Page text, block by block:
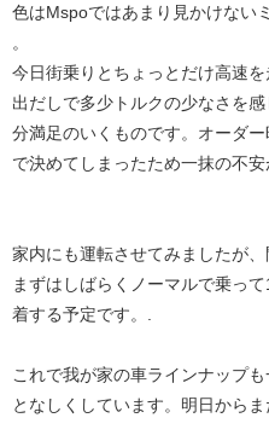
色はMspoではあまり見かけない
。
今日街乗りとちょっとだけ高速
出だしで多少トルクの少なさを
分満足のいくものです。オーダ
で決めてしまったため一抹の不安
家内にも運転させてみましたが
まずはしばらくノーマルで乗っ
着する予定です。.
これで我が家の車ラインナップ
となしくしています。明日から